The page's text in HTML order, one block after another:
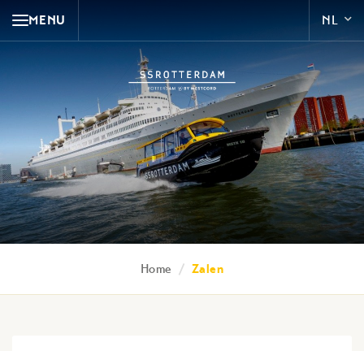
MENU
Home / Zalen